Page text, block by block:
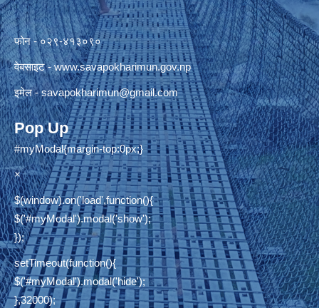
फोन - ०२९-४१३०९०
वेबसाइट -www.savapokharimun.gov.np
इमेल -savapokharimun@gmail.com
Pop Up
#myModal{margin-top:0px;}
×
$(window).on('load',function(){
$('#myModal').modal('show');
});
setTimeout(function(){
$('#myModal').modal('hide');
},32000);